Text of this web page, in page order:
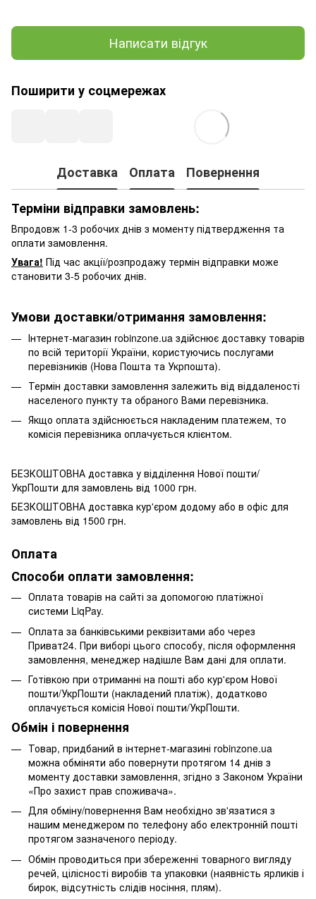
Написати відгук
Поширити у соцмережах
Доставка Оплата
Повернення
Терміни відправки замовлень:
Впродовж 1-3 робочих днів з моменту підтвердження та
оплати замовлення.
Увага! Під час акції/розпродажу термін відправки може
становити 3-5 робочих днів.
Умови доставки/отримання замовлення:
Інтернет-магазин robinzone.ua здійснює доставку товарів
по всій території України, користуючись послугами
перевізників (Нова Пошта та Укрпошта).
Термін доставки замовлення залежить від віддаленості
населеного пункту та обраного Вами перевізника.
Якщо оплата здійснюється накладеним платежем, то
комісія перевізника оплачується клієнтом.
БЕЗКОШТОВНА доставка у відділення Нової пошти/
УкрПошти для замовлень від 1000 грн.
БЕЗКОШТОВНА доставка кур'єром додому або в офіс для
замовлень від 1500 грн.
Оплата
Способи оплати замовлення:
Оплата товарів на сайті за допомогою платіжної
системи LiqPay.
Оплата за банківськими реквізитами або через
Приват24. При виборі цього способу, після оформлення
замовлення, менеджер надішле Вам дані для оплати.
Готівкою при отриманні на пошті або кур'єром Нової
пошти/УкрПошти (накладений платіж), додатково
оплачується комісія Нової пошти/УкрПошти.
Обмін і повернення
Товар, придбаний в інтернет-магазині robinzone.ua
можна обміняти або повернути протягом 14 днів з
моменту доставки замовлення, згідно з Законом України
«Про захист прав споживача».
Для обміну/повернення Вам необхідно зв'язатися з
нашим менеджером по телефону або електронній пошті
протягом зазначеного періоду.
Обмін проводиться при збереженні товарного вигляду
речей, цілісності виробів та упаковки (наявність ярликів і
бирок, відсутність слідів носіння, плям).